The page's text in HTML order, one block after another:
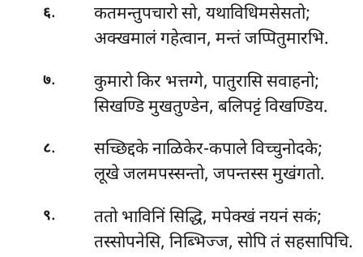
६.
कतमन्तुपचारो सो, यथाविधिमसेसतो;
अक्खमालं गहेत्वान, मन्तं जप्पितुमारभि.
७.
कुमारो किर भत्तग्गे, पातुरासि सवाहनो;
सिखण्डि मुखतुण्डेन, बलिपट्टं विखण्डिय.
८.
सच्छिद्दके नाळिकेर-कपाले विच्चुनोदके;
लूखे जलमपस्सन्तो, जपन्तस्स मुखंगतो.
९.
ततो भाविनिं सिद्धि, मपेक्खं नयनं सकं;
तस्सोपनेसि, निब्भिज्ज, सोपि तं सहसापिचि.